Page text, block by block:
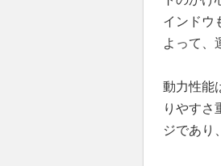
インドウ
よって、
動力性能
りやすさ
ジであり